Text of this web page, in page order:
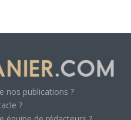
nos publications ?
?